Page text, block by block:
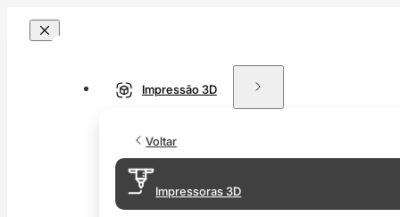
Impressão 3D
Voltar
Impressoras 3D